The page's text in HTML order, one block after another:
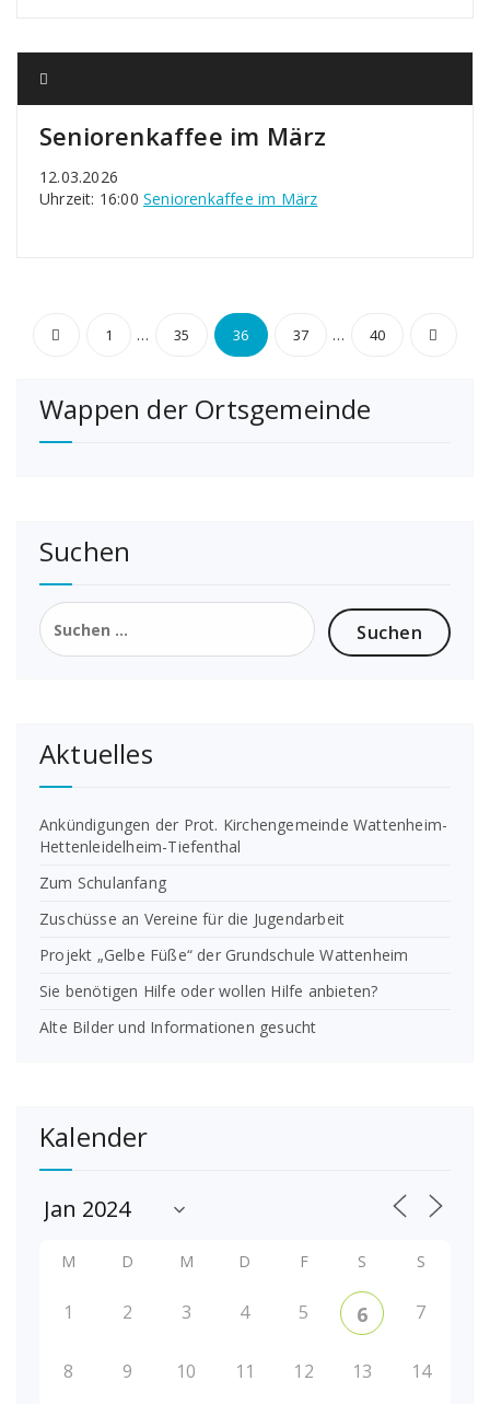
Seniorenkaffee im März
12.03.2026
Uhrzeit: 16:00 Seniorenkaffee im März
Seitennummerierung
Beiträge
1 … 35 36 37 … 40
Wappen der Ortsgemeinde
Suchen
Suchen
nach:
Aktuelles
Ankündigungen der Prot. Kirchengemeinde Wattenheim-
Hettenleidelheim-Tiefenthal
Zum Schulanfang
Zuschüsse an Vereine für die Jugendarbeit
Projekt „Gelbe Füße“ der Grundschule Wattenheim
Sie benötigen Hilfe oder wollen Hilfe anbieten?
Alte Bilder und Informationen gesucht
Kalender
M D M D F S S
1 2 3 4 5 6 7
8 9 10 11 12 13 14